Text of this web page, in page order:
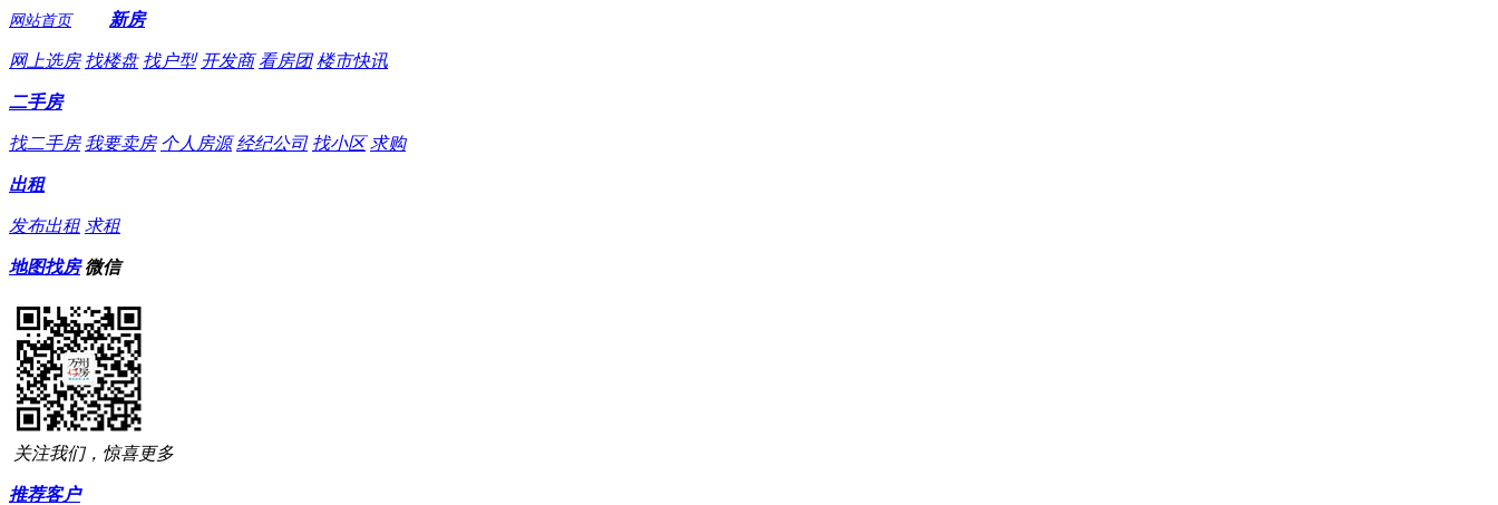
网站首页 新房
网上选房 找楼盘 找户型 开发商 看房团 楼市快讯
二手房
找二手房 我要卖房 个人房源 经纪公司 找小区 求购
出租
发布出租 求租
地图找房 微信
关注我们，惊喜更多
推荐客户